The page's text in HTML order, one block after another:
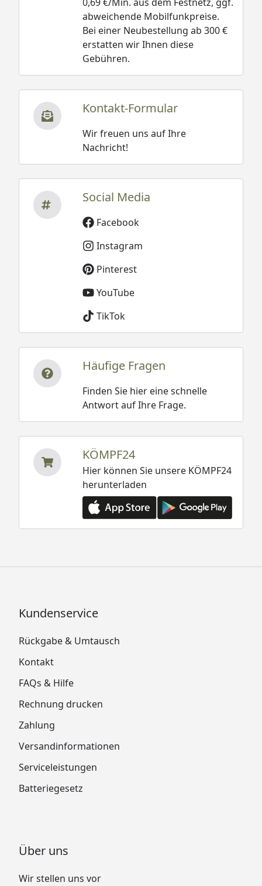
abweichende Mobilfunkpreise.
Bei einer Neubestellung ab 300 €
erstatten wir Ihnen diese
Gebühren.
Kontakt-Formular
Wir freuen uns auf Ihre
Nachricht!
Social Media
Facebook
Instagram
Pinterest
YouTube
TikTok
Häufige Fragen
Finden Sie hier eine schnelle
Antwort auf Ihre Frage.
KÖMPF24
Hier können Sie unsere KÖMPF24
herunterladen
Kundenservice
Rückgabe & Umtausch
Kontakt
FAQs & Hilfe
Rechnung drucken
Zahlung
Versandinformationen
Serviceleistungen
Batteriegesetz
Über uns
Wir stellen uns vor